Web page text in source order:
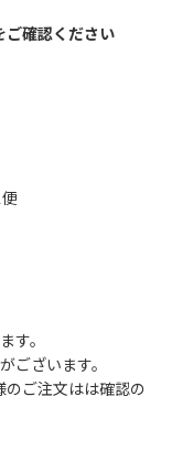
ご確認ください
す。
ございます。
ご注文はは確認の